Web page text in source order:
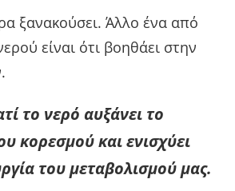
ξανακούσει. Άλλο ένα από
είναι ότι βοηθάει στην
το νερό αυξάνει το
κορεσμού και ενισχύει
του μεταβολισμού μας.